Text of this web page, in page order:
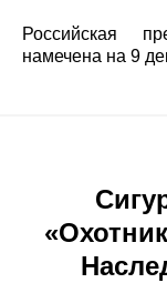
Российская
намечена на 9